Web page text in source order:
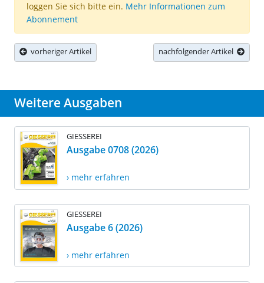
loggen Sie sich bitte ein. Mehr Informationen zum
Abonnement
vorheriger Artikel nachfolgender Artikel
Weitere Ausgaben
GIESSEREI
Ausgabe 0708 (2026)
› mehr erfahren
GIESSEREI
Ausgabe 6 (2026)
› mehr erfahren